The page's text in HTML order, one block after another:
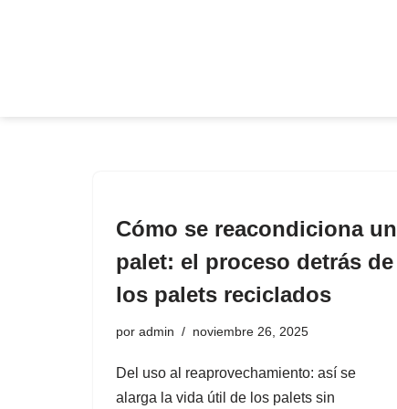
Cómo se reacondiciona un
palet: el proceso detrás de
los palets reciclados
por admin noviembre 26, 2025
Del uso al reaprovechamiento: así se
alarga la vida útil de los palets sin